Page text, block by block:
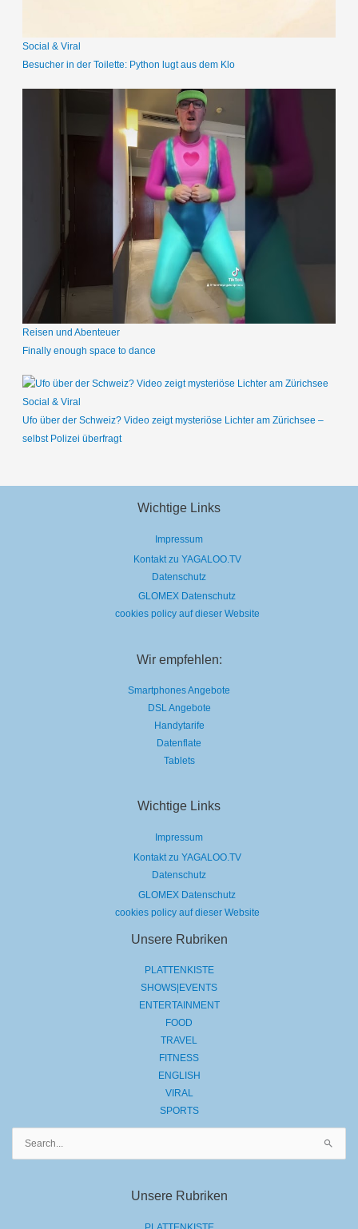
Social & Viral
Besucher in der Toilette: Python lugt aus dem Klo
Reisen und Abenteuer
Finally enough space to dance
Social & Viral
Ufo über der Schweiz? Video zeigt mysteriöse Lichter am Zürichsee –
selbst Polizei überfragt
Wichtige Links
Impressum
Kontakt zu YAGALOO.TV
Datenschutz
GLOMEX Datenschutz
cookies policy auf dieser Website
Wir empfehlen:
Smartphones Angebote
DSL Angebote
Handytarife
Datenflate
Tablets
Wichtige Links
Impressum
Kontakt zu YAGALOO.TV
Datenschutz
GLOMEX Datenschutz
cookies policy auf dieser Website
Unsere Rubriken
PLATTENKISTE
SHOWS|EVENTS
ENTERTAINMENT
FOOD
TRAVEL
FITNESS
ENGLISH
VIRAL
SPORTS
Unsere Rubriken